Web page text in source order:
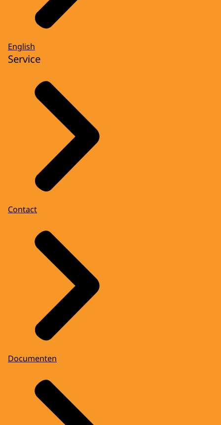
English
Service
Contact
Documenten